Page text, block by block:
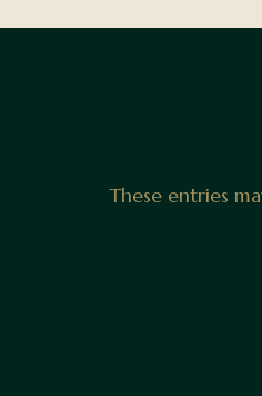
These entries